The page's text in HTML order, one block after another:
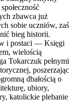
zbawca już
sobie uczniów, zaś
bieg historii.
i postaci — Księgi
wielością
Tokarczuk pełnymi
poszerzając
dbałością o
ubiory,
katolickie plebanie